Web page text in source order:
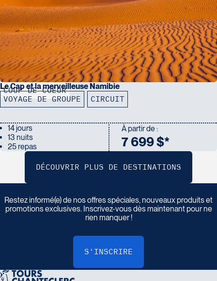
COUP DE COEUR
Le Cap et la merveilleuse Namibie
VOYAGE DE GROUPE CIRCUIT
14 jours
13 nuits
25 repas
À partir de :
7 699 $*
Insc ivez vous à n o tre inf lettre
Restez informé(e) de nos offres spéciales, nouveaux produits et
promotions exclusives. Inscrivez-vous dès maintenant pour ne
rien manquer !